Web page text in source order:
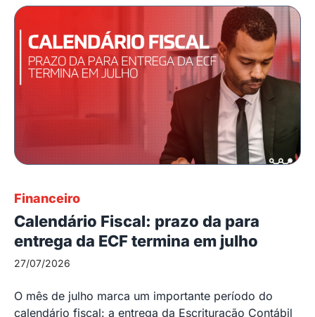
Financeiro
Calendário Fiscal: prazo da para
entrega da ECF termina em julho
27/07/2026
O mês de julho marca um importante período do
calendário fiscal: a entrega da Escrituração Contábil